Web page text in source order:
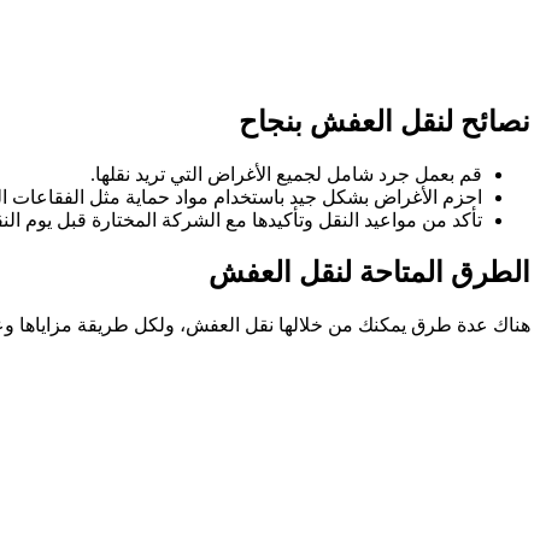
نصائح لنقل العفش بنجاح
قم بعمل جرد شامل لجميع الأغراض التي تريد نقلها.
احزم الأغراض بشكل جيد باستخدام مواد حماية مثل الفقاعات
تأكد من مواعيد النقل وتأكيدها مع الشركة المختارة قبل يوم
الطرق المتاحة لنقل العفش
هناك عدة طرق يمكنك من خلالها نقل العفش، ولكل طريقة مزاياها